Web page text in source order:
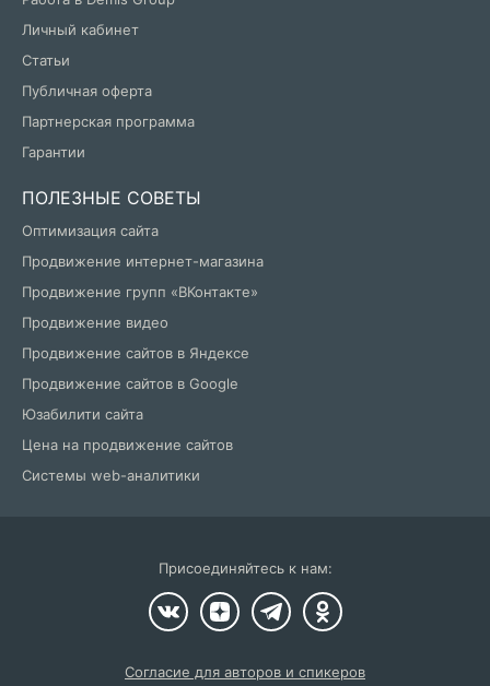
Личный кабинет
Статьи
Публичная оферта
Партнерская программа
Гарантии
ПОЛЕЗНЫЕ СОВЕТЫ
Оптимизация сайта
Продвижение интернет-магазина
Продвижение групп «ВКонтакте»
Продвижение видео
Продвижение сайтов в Яндексе
Продвижение сайтов в Google
Юзабилити сайта
Цена на продвижение сайтов
Системы web-аналитики
Присоединяйтесь к нам:
Согласие для авторов и спикеров